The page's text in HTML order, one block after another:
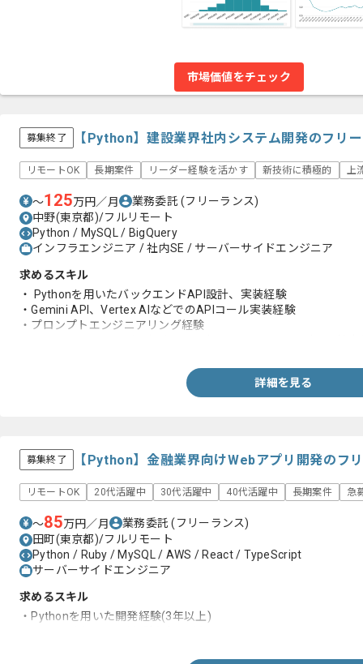
市場価値をチェック
募集終了 【Python】建設業界社内システム開発のフリ
リモートOK 長期案件 リーダー経験を活かす 新技術に積極的 上
〜125万円／月 業務委託(フリーランス)
中野(東京都)/フルリモート
Python / MySQL / BigQuery
インフラエンジニア / 社内SE / サーバーサイドエンジニア
求めるスキル
・ Pythonを用いたバックエンドAPI設計、実装経験
・Gemini API、Vertex AIなどでのAPIコール実装経験
・プロンプトエンジニアリング経験
詳細を見る
募集終了 【Python】金融業界向けWebアプリ開発のフ
リモートOK 20代活躍中 30代活躍中 40代活躍中 長期案件 急
〜85万円／月 業務委託(フリーランス)
田町(東京都)/フルリモート
Python / Ruby / MySQL / AWS / React / TypeScript
サーバーサイドエンジニア
求めるスキル
・Pythonを用いた開発経験(3年以上)